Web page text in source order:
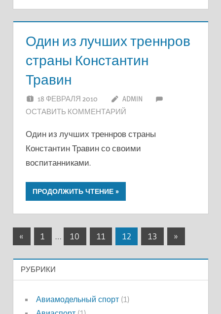
Один из лучших треннров
страны Константин
Травин
18 ФЕВРАЛЯ 2010
ADMIN
ОСТАВИТЬ КОММЕНТАРИЙ
Один из лучших треннров страны
Константин Травин со своими
воспитанниками.
ПРОДОЛЖИТЬ ЧТЕНИЕ
Пагинация
записей
« Предыдущие
1 … 10 11 12 13
Следующие
»
РУБРИКИ
Авиамодельный спорт(1)